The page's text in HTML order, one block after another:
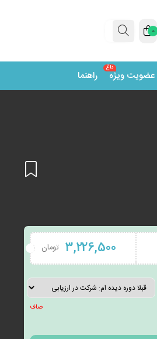
0
عضویت ویژه
داغ
راهنما
به
3,226,500 تومان
صاف